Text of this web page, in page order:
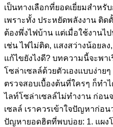
เป็นทางเลือกที่ยอดเยี่ยมสำห
เพราะทั้ง ประหยัดพลังงาน ติด
ต้องพึ่งไฟบ้าน แต่เมื่อใช้งานไ
เช่น ไฟไม่ติด, แสงสว่างน้อยลง
แก้ไขยังไงดี? บทความนี้จะพ
โซล่าเซลล์ด้วยตัวเองแบบง่าย
ตรวจสอบเบื้องต้นที่ใครๆ ก็ทำ
ไลท์โซล่าเซลล์ไม่ทำงาน ก่อ
เซลล์ เราควรเข้าใจปัญหาก่อ
ปัญหายอดฮิตที่พบบ่อย: 1. แผง